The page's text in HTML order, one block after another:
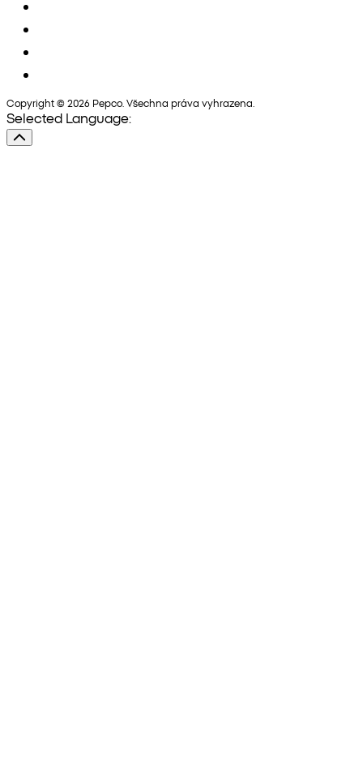
Copyright © 2026 Pepco. Všechna práva vyhrazena.
Selected Language: